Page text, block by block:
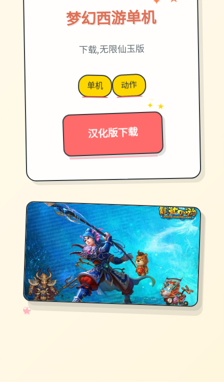
梦幻西游单机
★
下载,无限仙玉版
单机 动作
汉化版下载
→
✦ ★
✧
♡
★
♥